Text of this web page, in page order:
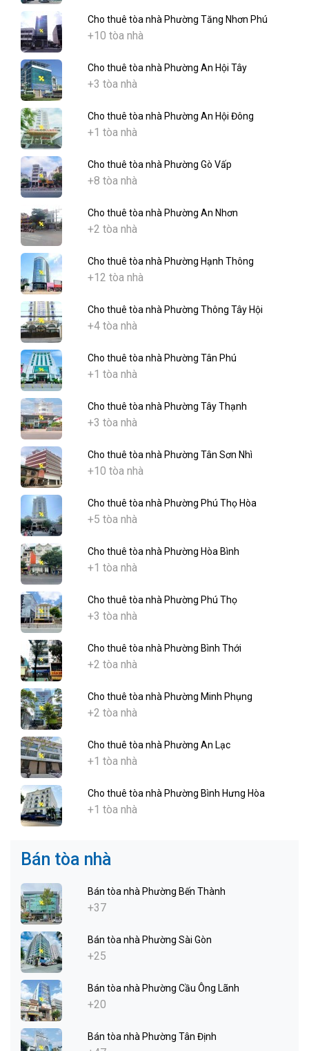
Cho thuê tòa nhà Phường Tăng Nhơn Phú
+10 tòa nhà
Cho thuê tòa nhà Phường An Hội Tây
+3 tòa nhà
Cho thuê tòa nhà Phường An Hội Đông
+1 tòa nhà
Cho thuê tòa nhà Phường Gò Vấp
+8 tòa nhà
Cho thuê tòa nhà Phường An Nhơn
+2 tòa nhà
Cho thuê tòa nhà Phường Hạnh Thông
+12 tòa nhà
Cho thuê tòa nhà Phường Thông Tây Hội
+4 tòa nhà
Cho thuê tòa nhà Phường Tân Phú
+1 tòa nhà
Cho thuê tòa nhà Phường Tây Thạnh
+3 tòa nhà
Cho thuê tòa nhà Phường Tân Sơn Nhì
+10 tòa nhà
Cho thuê tòa nhà Phường Phú Thọ Hòa
+5 tòa nhà
Cho thuê tòa nhà Phường Hòa Bình
+1 tòa nhà
Cho thuê tòa nhà Phường Phú Thọ
+3 tòa nhà
Cho thuê tòa nhà Phường Bình Thới
+2 tòa nhà
Cho thuê tòa nhà Phường Minh Phụng
+2 tòa nhà
Cho thuê tòa nhà Phường An Lạc
+1 tòa nhà
Cho thuê tòa nhà Phường Bình Hưng Hòa
+1 tòa nhà
Bán tòa nhà
Bán tòa nhà Phường Bến Thành
+37
Bán tòa nhà Phường Sài Gòn
+25
Bán tòa nhà Phường Cầu Ông Lãnh
+20
Bán tòa nhà Phường Tân Định